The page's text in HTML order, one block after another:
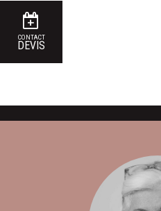
CONTACT
DEVIS